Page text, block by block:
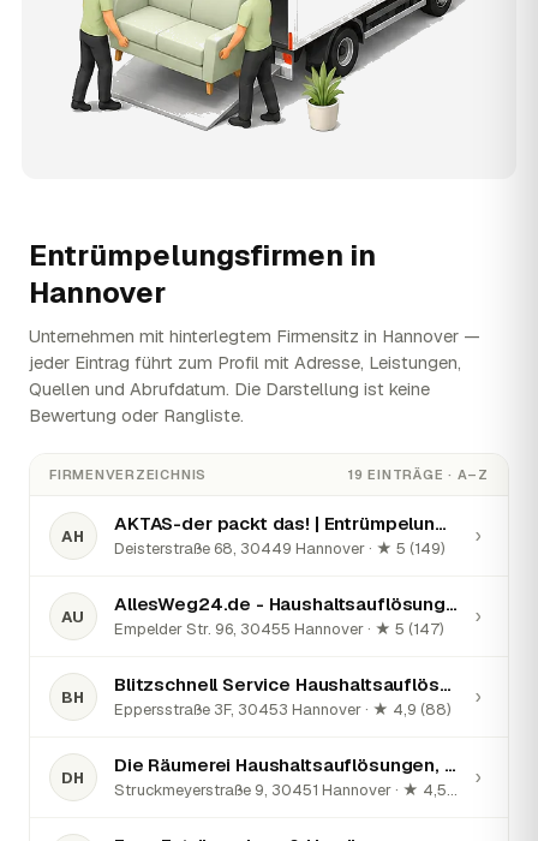
Entrümpelungsfirmen in
Hannover
Unternehmen mit hinterlegtem Firmensitz in Hannover —
jeder Eintrag führt zum Profil mit Adresse, Leistungen,
Quellen und Abrufdatum. Die Darstellung ist keine
Bewertung oder Rangliste.
FIRMENVERZEICHNIS 19 EINTRÄGE · A–Z
AH
AKTAS-der packt das! | Entrümpelung & Haushaltsauflösung
Deisterstraße 68, 30449 Hannover · ★ 5 (149)
›
AU
AllesWeg24.de - Haushaltsauflösungen Entrümpelungen Hannover & Umzüge
Empelder Str. 96, 30455 Hannover · ★ 5 (147)
›
BH
Blitzschnell Service Haushaltsauflösungen, Entrümpelungen, Wohnungsauflösungen Hannover
Eppersstraße 3F, 30453 Hannover · ★ 4,9 (88)
›
DH
Die Räumerei Haushaltsauflösungen, Wohnungsauflösungen und Entrümpelungen Hannover
Struckmeyerstraße 9, 30451 Hannover · ★ 4,5 (37)
›